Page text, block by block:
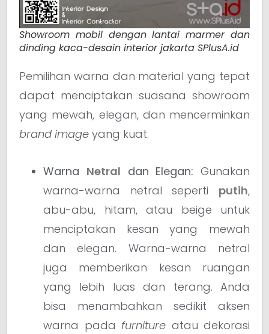
Showroom mobil dengan lantai marmer dan
dinding kaca-desain interior jakarta SPlusA.id
Pemilihan warna dan material yang tepat
dapat menciptakan suasana showroom
yang mewah, elegan, dan mencerminkan
brand image yang kuat.
Warna Netral dan Elegan: Gunakan
warna-warna netral seperti putih,
abu-abu, hitam, atau beige untuk
menciptakan kesan yang mewah
dan elegan. Warna-warna netral
juga memberikan kesan ruangan
yang lebih luas dan terang. Anda
bisa menambahkan sedikit aksen
warna pada furniture atau dekorasi